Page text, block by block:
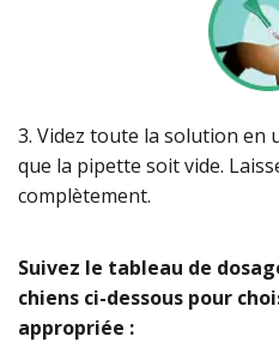
3. Videz toute la solution en
que la pipette soit vide.
complètement.
Suivez le tableau de
chiens ci-dessous pour
appropriée :